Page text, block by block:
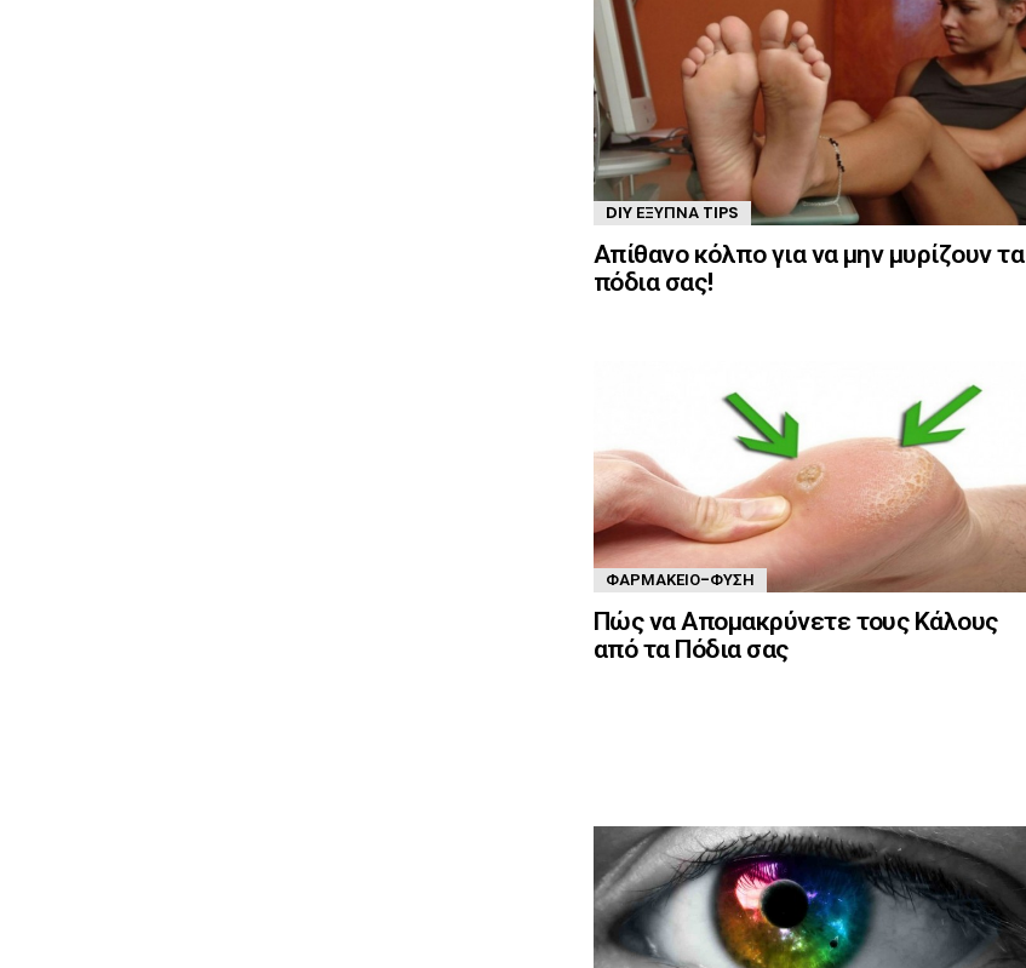
DIY ΈΞΥΠΝΑ TIPS
Απίθανο κόλπο για να μην μυρίζουν τα
πόδια σας!
ΦΑΡΜΑΚΕΊΟ-ΦΎΣΗ
Πώς να Απομακρύνετε τους Κάλους
από τα Πόδια σας